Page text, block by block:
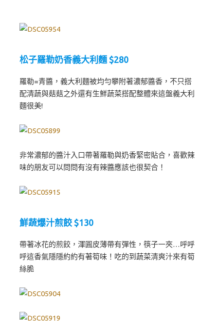
松子羅勒奶香義大利麵 $280
羅勒=青醬，義大利麵被均勻攀附著濃郁醬香，不只搭
配清蔬與菇菇之外還有生鮮蔬菜搭配整體來這盤義大利
麵很美!
非常濃郁的醬汁入口帶著羅勒與奶香緊密貼合，喜歡辣
味的朋友可以問問有沒有辣醬應該也很契合！
鮮蔬爆汁煎餃 $130
帶著冰花的煎餃，渾圓皮薄帶有彈性，筷子一夾…呼呼
呼這香氣隱隱約約有著筍味！吃的到蔬菜清爽汁來有筍
絲脆